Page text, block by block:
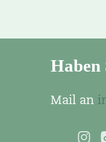
Haben
Mail an